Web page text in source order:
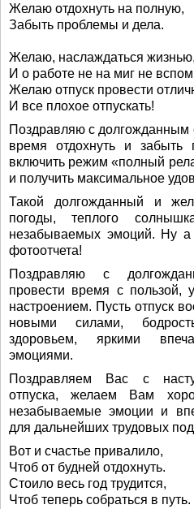
Желаю отдохнуть на полную,
Забыть проблемы и дела.
Желаю, наслаждаться жизнью,
И о работе не на миг не
Желаю отпуск провести
И все плохое отпускать!
Поздравляю с долгожданным
время отдохнуть и
включить режим «полный
и получить максимальное
Такой долгожданный и
погоды, теплого
незабываемых эмоций. Ну
фотоотчета!
Поздравляю с
провести время с пользой,
настроением. Пусть отпуск
новыми силами,
здоровьем, яркими
эмоциями.
Поздравляем Вас с
отпуска, желаем Вам
незабываемые эмоции и
для дальнейших трудовых
Вот и счастье привалило,
Чтоб от будней отдохнуть.
Стоило весь год трудится,
Чтоб теперь собраться в путь.